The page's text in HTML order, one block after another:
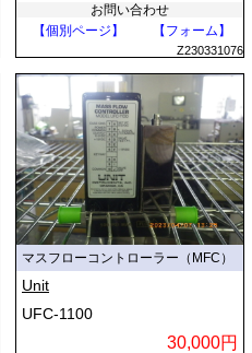
お問い合わせ
【個別ページ】
【フォーム】
Z230331076
マスフローコントローラー（MFC）
Unit
UFC-1100
30,000円